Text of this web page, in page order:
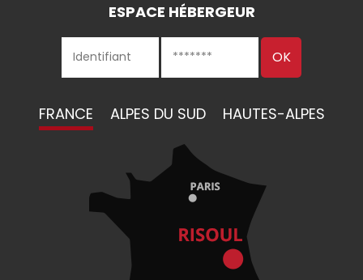
ESPACE HÉBERGEUR
FRANCE ALPES DU SUD HAUTES-ALPES